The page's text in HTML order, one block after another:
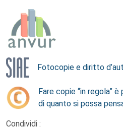
Fotocopie e diritto
Fare copie “in regola”
di quanto si possa
Condividi :